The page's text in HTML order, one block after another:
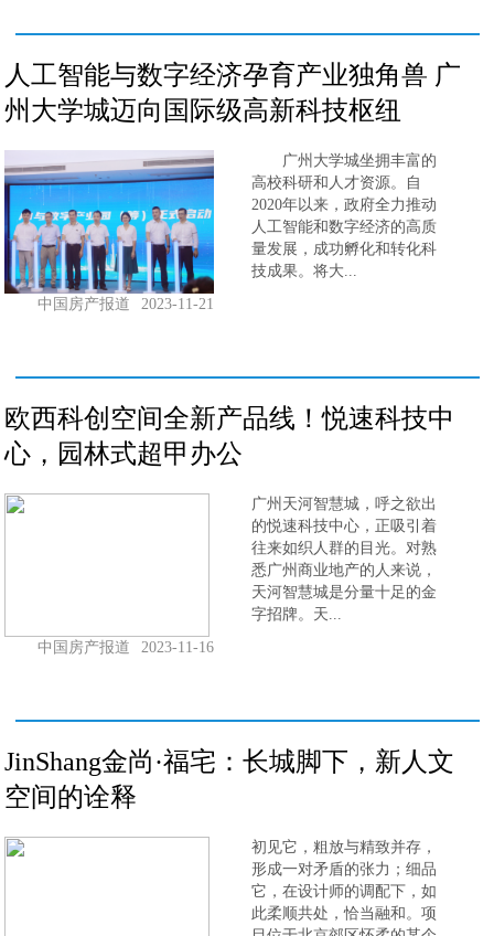
人工智能与数字经济孕育产业独角兽 广
州大学城迈向国际级高新科技枢纽
广州大学城坐拥丰富的
高校科研和人才资源。自
2020年以来，政府全力推动
人工智能和数字经济的高质
量发展，成功孵化和转化科
技成果。将大...
中国房产报道
2023-11-21
欧西科创空间全新产品线！悦速科技中
心，园林式超甲办公
广州天河智慧城，呼之欲出
的悦速科技中心，正吸引着
往来如织人群的目光。对熟
悉广州商业地产的人来说，
天河智慧城是分量十足的金
字招牌。天...
中国房产报道
2023-11-16
JinShang金尚·福宅：长城脚下，新人文
空间的诠释
初见它，粗放与精致并存，
形成一对矛盾的张力；细品
它，在设计师的调配下，如
此柔顺共处，恰当融和。项